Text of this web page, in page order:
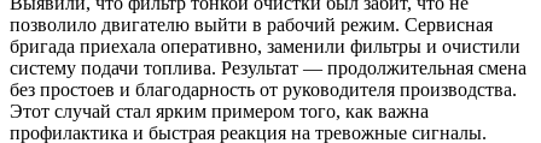
позволило двигателю выйти в рабочий режим. Сервисная
бригада приехала оперативно, заменили фильтры и очистили
систему подачи топлива. Результат — продолжительная смена
без простоев и благодарность от руководителя производства.
Этот случай стал ярким примером того, как важна
профилактика и быстрая реакция на тревожные сигналы.